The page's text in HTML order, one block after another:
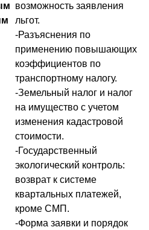
возможность заявления
льгот.
-Разъяснения по
применению повышающих
коэффициентов по
транспортному налогу.
-Земельный налог и налог
на имущество с учетом
изменения кадастровой
стоимости.
-Государственный
экологический контроль:
возврат к системе
квартальных платежей,
кроме СМП.
-Форма заявки и порядок